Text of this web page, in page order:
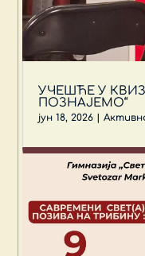
УЧЕШЋЕ У
ПОЗНАЈЕМО“
јун 18, 2026 |